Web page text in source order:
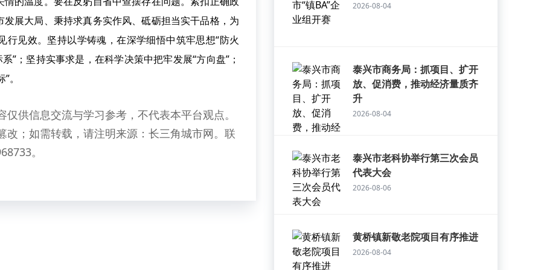
展大局、秉持求真务实作风、砥砺担当实干品格，为
见效。坚持以学铸魂，在深学细悟中筑牢思想“防火
”；坚持实事求是，在科学决策中把牢发展“方向盘”；
。
供信息交流与学习参考，不代表本平台观点。
；如需转载，请注明来源：长三角城市网。联
。
2026-08-04
泰兴市商务局：抓项目、扩开
放、促消费，推动经济量质齐
升
2026-08-04
泰兴市老科协举行第三次会员
代表大会
2026-08-06
黄桥镇新敬老院项目有序推进
2026-08-04